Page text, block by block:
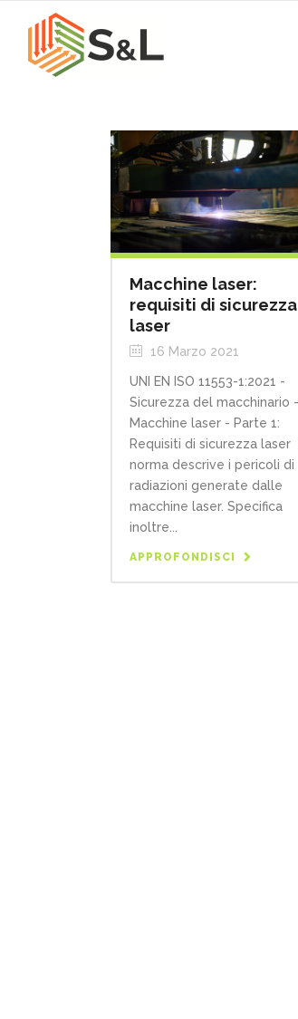
Macchine laser:
requisiti di sicurezza
laser
16 Marzo 2021
UNI EN ISO 11553-1:2021 -
Sicurezza del macchinario -
Macchine laser - Parte 1:
Requisiti di sicurezza
norma descrive i pericoli di
radiazioni generate dalle
macchine laser. Specifica
inoltre...
APPROFONDISCI